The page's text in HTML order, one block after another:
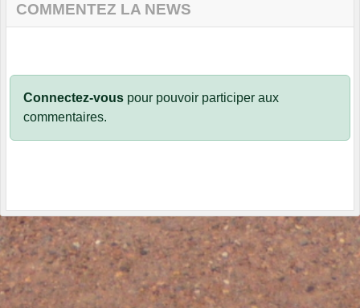
COMMENTEZ LA NEWS
Connectez-vous pour pouvoir participer aux
commentaires.